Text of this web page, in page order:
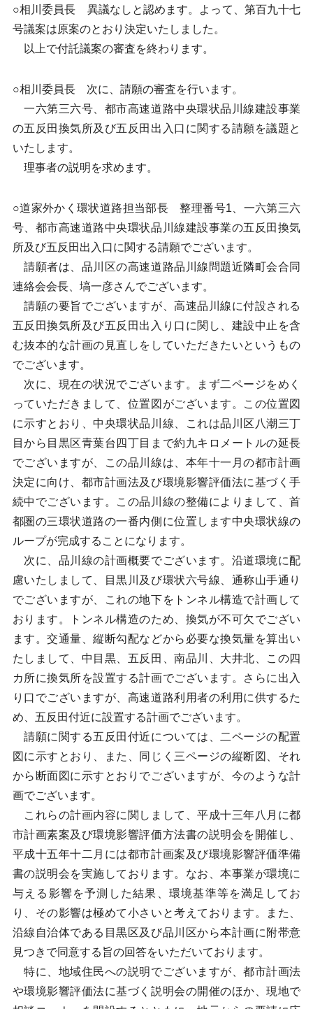
○相川委員長 異議なしと認めます。よって、第百九十七
号議案は原案のとおり決定いたしました。
以上で付託議案の審査を終わります。
○相川委員長 次に、請願の審査を行います。
一六第三六号、都市高速道路中央環状品川線建設事業
の五反田換気所及び五反田出入口に関する請願を議題と
いたします。
理事者の説明を求めます。
○道家外かく環状道路担当部長 整理番号1、一六第三六
号、都市高速道路中央環状品川線建設事業の五反田換気
所及び五反田出入口に関する請願でございます。
請願者は、品川区の高速道路品川線問題近隣町会合同
連絡会会長、塙一彦さんでございます。
請願の要旨でございますが、高速品川線に付設される
五反田換気所及び五反田出入り口に関し、建設中止を含
む抜本的な計画の見直しをしていただきたいというもの
でございます。
次に、現在の状況でございます。まず二ページをめく
っていただきまして、位置図がございます。この位置図
に示すとおり、中央環状品川線、これは品川区八潮三丁
目から目黒区青葉台四丁目まで約九キロメートルの延長
でございますが、この品川線は、本年十一月の都市計画
決定に向け、都市計画法及び環境影響評価法に基づく手
続中でございます。この品川線の整備によりまして、首
都圏の三環状道路の一番内側に位置します中央環状線の
ループが完成することになります。
次に、品川線の計画概要でございます。沿道環境に配
慮いたしまして、目黒川及び環状六号線、通称山手通り
でございますが、これの地下をトンネル構造で計画して
おります。トンネル構造のため、換気が不可欠でござい
ます。交通量、縦断勾配などから必要な換気量を算出い
たしまして、中目黒、五反田、南品川、大井北、この四
カ所に換気所を設置する計画でございます。さらに出入
り口でございますが、高速道路利用者の利用に供するた
め、五反田付近に設置する計画でございます。
請願に関する五反田付近については、二ページの配置
図に示すとおり、また、同じく三ページの縦断図、それ
から断面図に示すとおりでございますが、今のような計
画でございます。
これらの計画内容に関しまして、平成十三年八月に都
市計画素案及び環境影響評価方法書の説明会を開催し、
平成十五年十二月には都市計画案及び環境影響評価準備
書の説明会を実施しております。なお、本事業が環境に
与える影響を予測した結果、環境基準等を満足してお
り、その影響は極めて小さいと考えております。また、
沿線自治体である目黒区及び品川区から本計画に附帯意
見つきで同意する旨の回答をいただいております。
特に、地域住民への説明でございますが、都市計画法
や環境影響評価法に基づく説明会の開催のほか、現地で